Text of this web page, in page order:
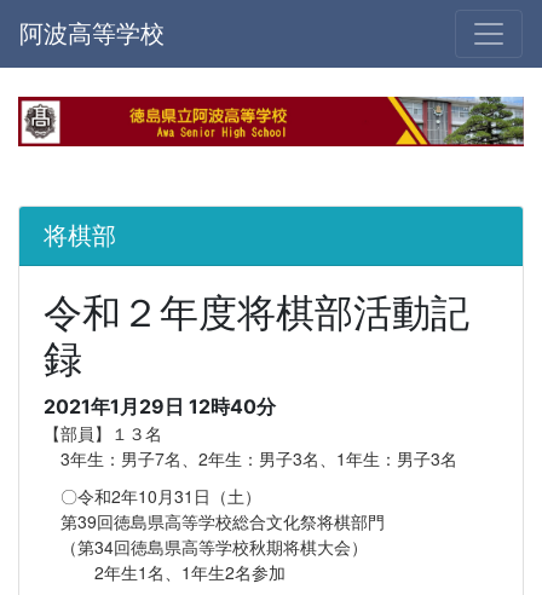
阿波高等学校
将棋部
令和２年度将棋部活動記
録
2021年1月29日 12時40分
【部員】１３名
3年生：男子7名、2年生：男子3名、1年生：男子3名
〇令和2年10月31日（土）
第39回徳島県高等学校総合文化祭将棋部門
（第34回徳島県高等学校秋期将棋大会）
2年生1名、1年生2名参加